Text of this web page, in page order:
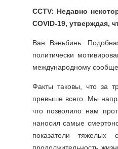
CCTV: Недавно
COVID-19, утверждая,
Ван Вэньбинь:
политически
международному
Факты таковы, что за
превыше всего. Мы
что позволило нам
наносил самые
показатели